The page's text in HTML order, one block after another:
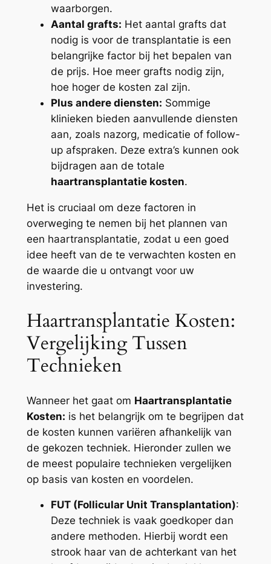
waarborgen.
Aantal grafts: Het aantal grafts dat
nodig is voor de transplantatie is een
belangrijke factor bij het bepalen van
de prijs. Hoe meer grafts nodig zijn,
hoe hoger de kosten zal zijn.
Plus andere diensten: Sommige
klinieken bieden aanvullende diensten
aan, zoals nazorg, medicatie of follow-
up afspraken. Deze extra’s kunnen ook
bijdragen aan de totale
haartransplantatie kosten.
Het is cruciaal om deze factoren in
overweging te nemen bij het plannen van
een haartransplantatie, zodat u een goed
idee heeft van de te verwachten kosten en
de waarde die u ontvangt voor uw
investering.
Haartransplantatie Kosten:
Vergelijking Tussen
Technieken
Wanneer het gaat om Haartransplantatie
Kosten: is het belangrijk om te begrijpen dat
de kosten kunnen variëren afhankelijk van
de gekozen techniek. Hieronder zullen we
de meest populaire technieken vergelijken
op basis van kosten en voordelen.
FUT (Follicular Unit Transplantation):
Deze techniek is vaak goedkoper dan
andere methoden. Hierbij wordt een
strook haar van de achterkant van het